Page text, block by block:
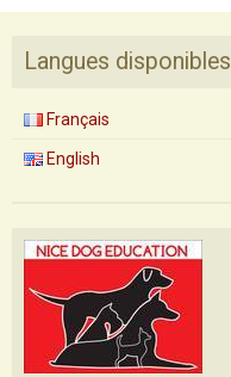
Langues disponibles
Français
English